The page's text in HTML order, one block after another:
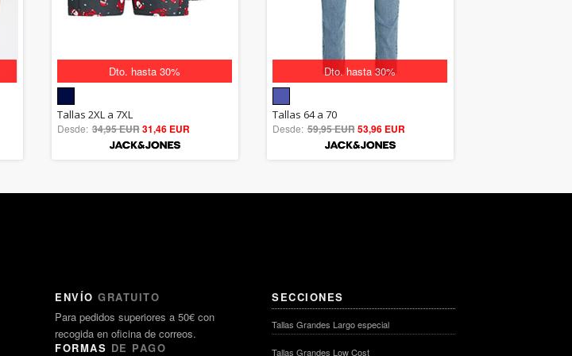
Dto. hasta 30%
5.00
out of 5
Tallas 2XL a 7XL
Desde: 34,95 EUR31,46 EUR
Dto. hasta 30%
5.00
out of 5
Tallas 64 a 70
Desde: 59,95 EUR53,96 EUR
ENVÍO GRATUITO
Para pedidos superiores a 50€ con
recogida en oficina de correos.
FORMAS DE PAGO
SECCIONES
Tallas Grandes Largo especial
Tallas Grandes Low Cost